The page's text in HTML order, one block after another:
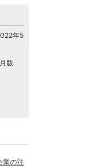
年5
版
業の注